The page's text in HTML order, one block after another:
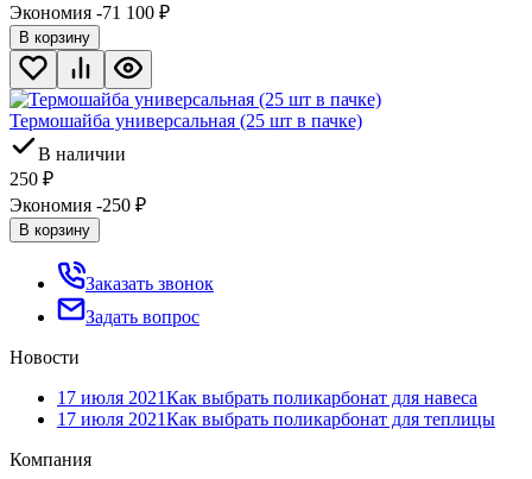
Экономия -71 100 ₽
В корзину
Термошайба универсальная (25 шт в пачке)
В наличии
250 ₽
Экономия -250 ₽
В корзину
Заказать звонок
Задать вопрос
Новости
17 июля 2021Как выбрать поликарбонат для навеса
17 июля 2021Как выбрать поликарбонат для теплицы
Компания